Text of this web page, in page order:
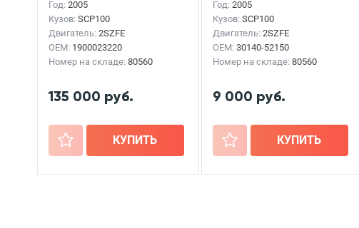
Год: 2005
Кузов: SCP100
Двигатель: 2SZFE
OEM: 1900023220
Номер на складе: 80560
135 000 руб.
+ КУПИТЬ
Год: 2005
Кузов: SCP100
Двигатель: 2SZFE
OEM: 30140-52150
Номер на складе: 80560
9 000 руб.
+ КУПИТЬ